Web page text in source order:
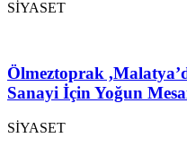
SİYASET
Ölmeztoprak
Sanayi İçin Yoğun
SİYASET